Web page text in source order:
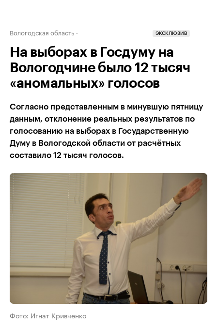
Вологодская область ЭКСКЛЮЗИВ
На выборах в Госдуму на
Вологодчине было 12 тысяч
«аномальных» голосов
Согласно представленным в минувшую пятницу
данным, отклонение реальных результатов по
голосованию на выборах в Государственную
Думу в Вологодской области от расчётных
составило 12 тысяч голосов.
Фото: Игнат Кривченко